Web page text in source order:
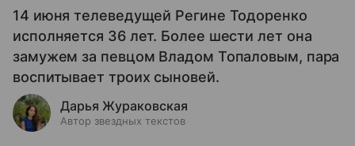
14 июня телеведущей Регине Тодоренко
исполняется 36 лет. Более шести лет она
замужем за певцом Владом Топаловым, пара
воспитывает троих сыновей.
Дарья Жураковская
Автор звездных текстов